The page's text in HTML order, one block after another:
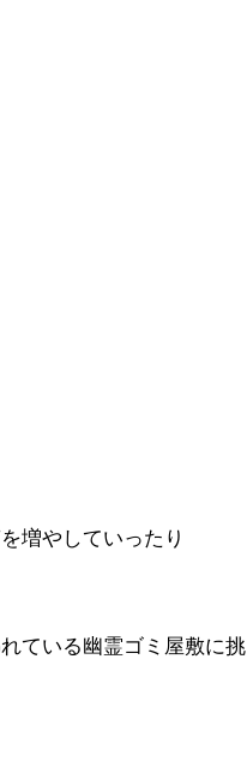
増やしていったり
ている幽霊ゴミ屋敷に挑